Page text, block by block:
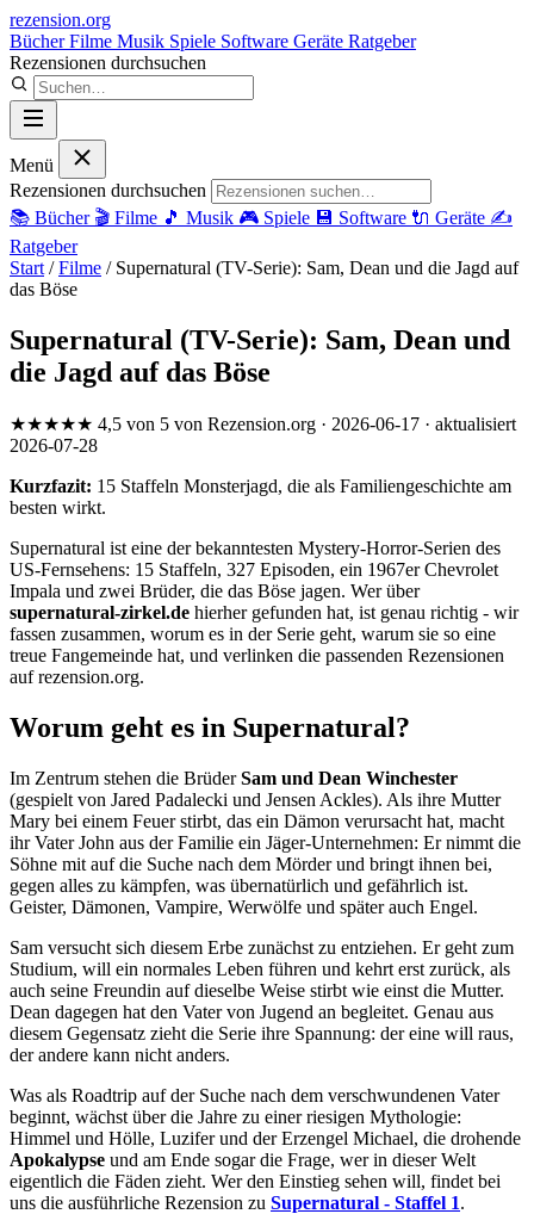
rezension.org
BücherFilme Musik Spiele Software Geräte Ratgeber
Rezensionen durchsuchen
Menü
Rezensionen durchsuchen
📚 Bücher 🎬 Filme 🎵 Musik 🎮 Spiele 💾 Software 🔌 Geräte ✍️
Ratgeber
Start / Filme / Supernatural (TV-Serie): Sam, Dean und die Jagd auf
das Böse
Supernatural (TV-Serie): Sam, Dean und
die Jagd auf das Böse
★★★★★ 4,5 von 5 von Rezension.org · 2026-06-17 · aktualisiert
2026-07-28
Kurzfazit: 15 Staffeln Monsterjagd, die als Familiengeschichte am
besten wirkt.
Supernatural ist eine der bekanntesten Mystery-Horror-Serien des
US-Fernsehens: 15 Staffeln, 327 Episoden, ein 1967er Chevrolet
Impala und zwei Brüder, die das Böse jagen. Wer über
supernatural-zirkel.de hierher gefunden hat, ist genau richtig - wir
fassen zusammen, worum es in der Serie geht, warum sie so eine
treue Fangemeinde hat, und verlinken die passenden Rezensionen
auf rezension.org.
Worum geht es in Supernatural?
Im Zentrum stehen die BrüderSam und Dean Winchester
(gespielt von Jared Padalecki und Jensen Ackles). Als ihre Mutter
Mary bei einem Feuer stirbt, das ein Dämon verursacht hat, macht
ihr Vater John aus der Familie ein Jäger-Unternehmen: Er nimmt die
Söhne mit auf die Suche nach dem Mörder und bringt ihnen bei,
gegen alles zu kämpfen, was übernatürlich und gefährlich ist.
Geister, Dämonen, Vampire, Werwölfe und später auch Engel.
Sam versucht sich diesem Erbe zunächst zu entziehen. Er geht zum
Studium, will ein normales Leben führen und kehrt erst zurück, als
auch seine Freundin auf dieselbe Weise stirbt wie einst die Mutter.
Dean dagegen hat den Vater von Jugend an begleitet. Genau aus
diesem Gegensatz zieht die Serie ihre Spannung: der eine will raus,
der andere kann nicht anders.
Was als Roadtrip auf der Suche nach dem verschwundenen Vater
beginnt, wächst über die Jahre zu einer riesigen Mythologie:
Himmel und Hölle, Luzifer und der Erzengel Michael, die drohende
Apokalypse und am Ende sogar die Frage, wer in dieser Welt
eigentlich die Fäden zieht. Wer den Einstieg sehen will, findet bei
uns die ausführliche Rezension zu Supernatural - Staffel 1.